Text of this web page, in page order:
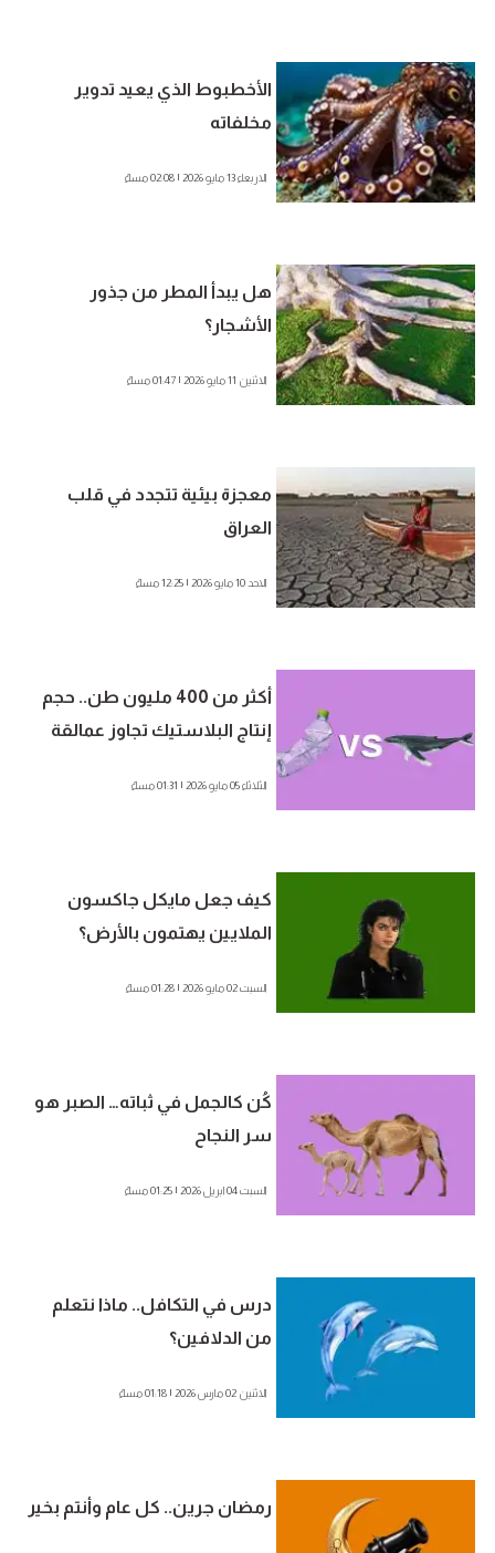
الأخطبوط الذي يعيد تدوير
مخلفاته
الاربعاء 13 مايو 2026 | 02:08 مساءً
هل يبدأ المطر من جذور
الأشجار؟
الاثنين 11 مايو 2026 | 01:47 مساءً
معجزة بيئية تتجدد في قلب
العراق
الاحد 10 مايو 2026 | 12:25 مساءً
أكثر من 400 مليون طن.. حجم
إنتاج البلاستيك تجاوز عمالقة
الثلاثاء 05 مايو 2026 | 01:31 مساءً
كيف جعل مايكل جاكسون
الملايين يهتمون بالأرض؟
السبت 02 مايو 2026 | 01:28 مساءً
كُن كالجمل في ثباته… الصبر هو
سر النجاح
السبت 04 ابريل 2026 | 01:25 مساءً
درس في التكافل.. ماذا نتعلم
من الدلافين؟
الاثنين 02 مارس 2026 | 01:18 مساءً
رمضان جرين.. كل عام وأنتم بخير